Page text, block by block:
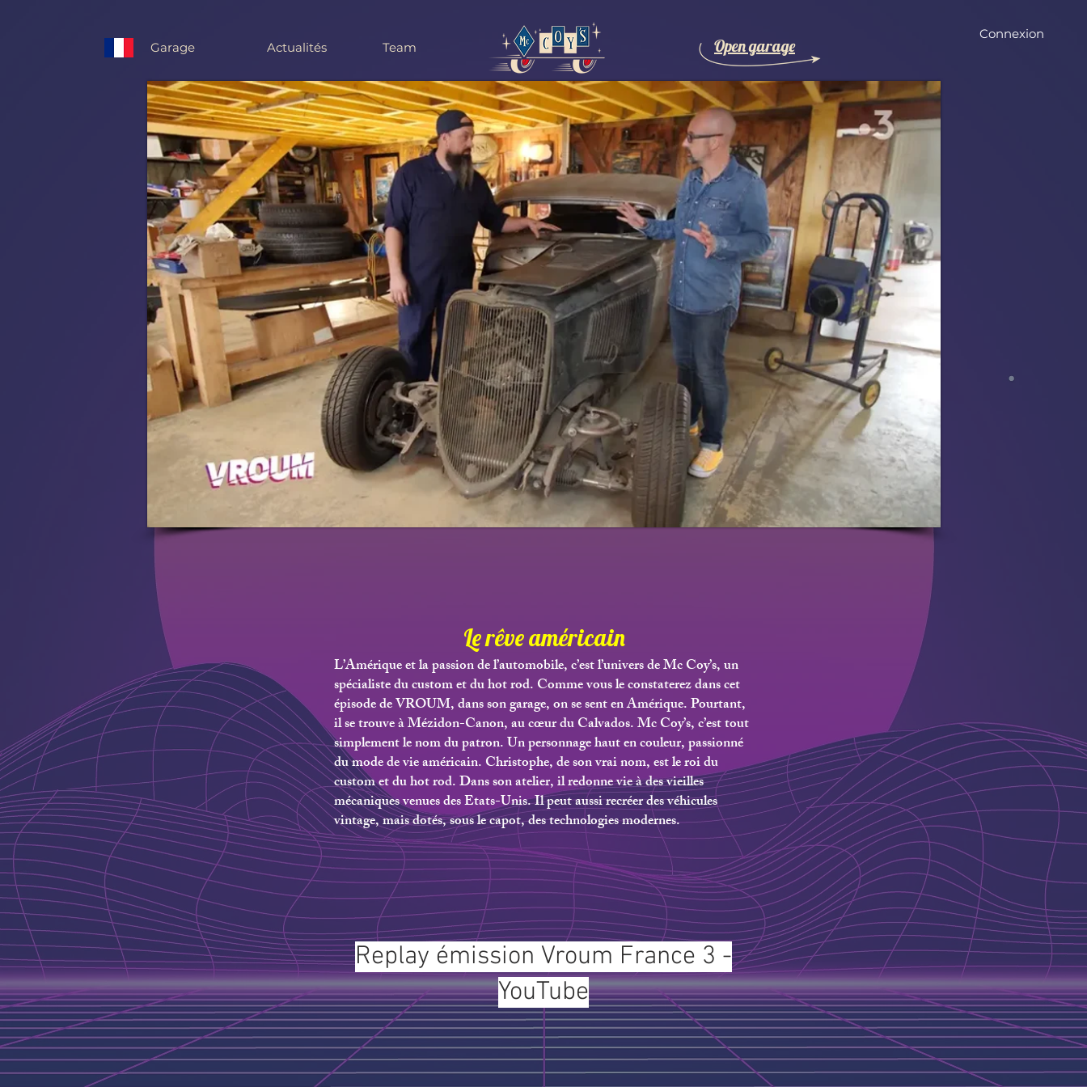
Garage Actualités Team Open garage
Connexion
Le rêve américain
L’Amérique et la passion de l’automobile, c’est l’univers de Mc Coy’s, un
spécialiste du custom et du hot rod. Comme vous le constaterez dans cet
épisode de VROUM, dans son garage, on se sent en Amérique. Pourtant,
il se trouve à Mézidon-Canon, au cœur du Calvados. Mc Coy’s, c’est tout
simplement le nom du patron. Un personnage haut en couleur, passionné
du mode de vie américain. Christophe, de son vrai nom, est le roi du
custom et du hot rod. Dans son atelier, il redonne vie à des vieilles
mécaniques venues des Etats-Unis. Il peut aussi recréer des véhicules
vintage, mais dotés, sous le capot, des technologies modernes.
Replay émission Vroum France 3 -
YouTube